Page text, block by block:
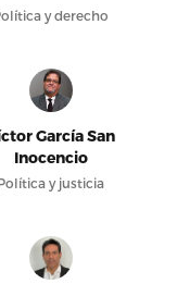
y derecho
García San
Inocencio
y justicia